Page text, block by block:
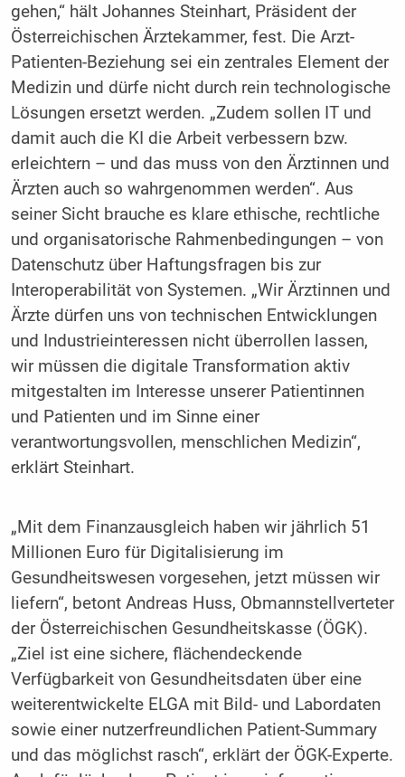
gehen,“ hält Johannes Steinhart, Präsident der
Österreichischen Ärztekammer, fest. Die Arzt-
Patienten-Beziehung sei ein zentrales Element der
Medizin und dürfe nicht durch rein technologische
Lösungen ersetzt werden. „Zudem sollen IT und
damit auch die KI die Arbeit verbessern bzw.
erleichtern – und das muss von den Ärztinnen und
Ärzten auch so wahrgenommen werden“. Aus
seiner Sicht brauche es klare ethische, rechtliche
und organisatorische Rahmenbedingungen – von
Datenschutz über Haftungsfragen bis zur
Interoperabilität von Systemen. „Wir Ärztinnen und
Ärzte dürfen uns von technischen Entwicklungen
und Industrieinteressen nicht überrollen lassen,
wir müssen die digitale Transformation aktiv
mitgestalten im Interesse unserer Patientinnen
und Patienten und im Sinne einer
verantwortungsvollen, menschlichen Medizin“,
erklärt Steinhart.
„Mit dem Finanzausgleich haben wir jährlich 51
Millionen Euro für Digitalisierung im
Gesundheitswesen vorgesehen, jetzt müssen wir
liefern“, betont Andreas Huss, Obmannstellverteter
der Österreichischen Gesundheitskasse (ÖGK).
„Ziel ist eine sichere, flächendeckende
Verfügbarkeit von Gesundheitsdaten über eine
weiterentwickelte ELGA mit Bild- und Labordaten
sowie einer nutzerfreundlichen Patient-Summary
und das möglichst rasch“, erklärt der ÖGK-Experte.